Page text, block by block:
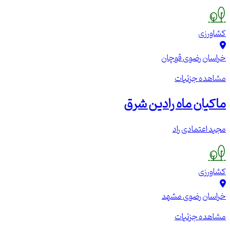
کشاورزی
خراسان رضویقوچان
مشاهده جزئیات
ماکیان ماه رادین شرق
مجید اعتمادی راد
کشاورزی
خراسان رضویمشهد
مشاهده جزئیات